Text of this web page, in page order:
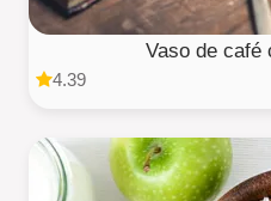
Vaso de café
4.39